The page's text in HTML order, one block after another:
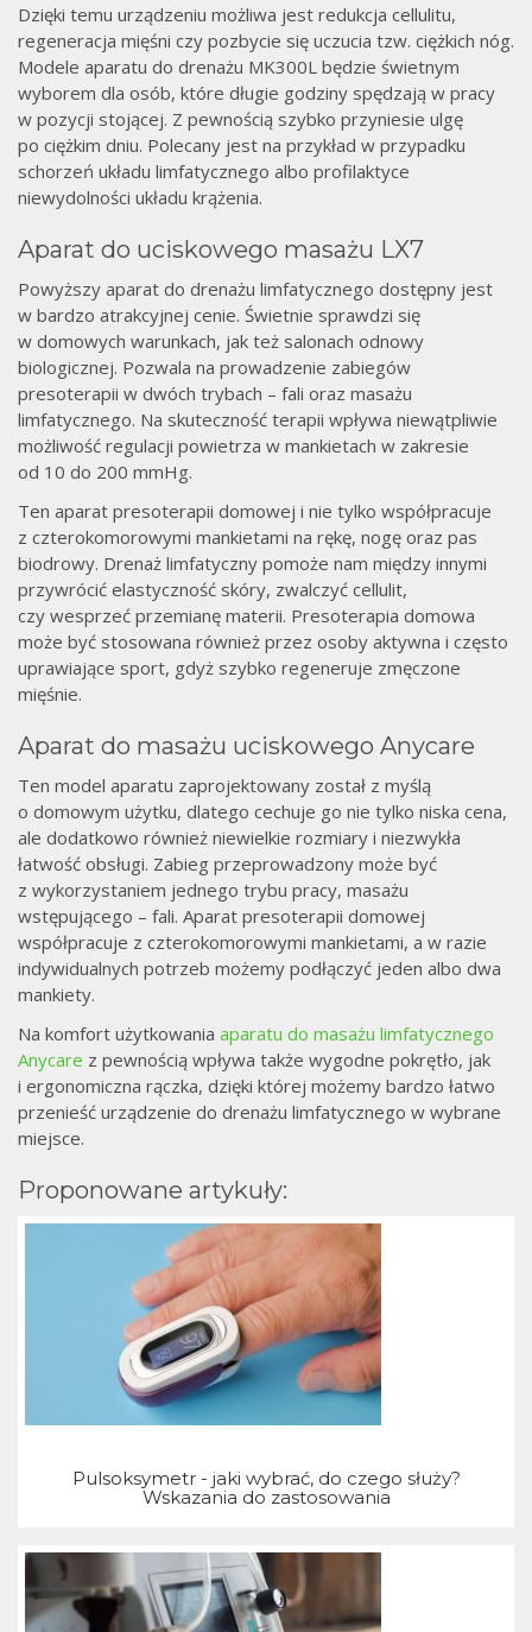
Dzięki temu urządzeniu możliwa jest redukcja cellulitu,
regeneracja mięśni czy pozbycie się uczucia tzw. ciężkich nóg.
Modele aparatu do drenażu MK300L będzie świetnym
wyborem dla osób, które długie godziny spędzają w pracy
w pozycji stojącej. Z pewnością szybko przyniesie ulgę
po ciężkim dniu. Polecany jest na przykład w przypadku
schorzeń układu limfatycznego albo profilaktyce
niewydolności układu krążenia.
Aparat do uciskowego masażu LX7
Powyższy aparat do drenażu limfatycznego dostępny jest
w bardzo atrakcyjnej cenie. Świetnie sprawdzi się
w domowych warunkach, jak też salonach odnowy
biologicznej. Pozwala na prowadzenie zabiegów
presoterapii w dwóch trybach – fali oraz masażu
limfatycznego. Na skuteczność terapii wpływa niewątpliwie
możliwość regulacji powietrza w mankietach w zakresie
od 10 do 200 mmHg.
Ten aparat presoterapii domowej i nie tylko współpracuje
z czterokomorowymi mankietami na rękę, nogę oraz pas
biodrowy. Drenaż limfatyczny pomoże nam między innymi
przywrócić elastyczność skóry, zwalczyć cellulit,
czy wesprzeć przemianę materii. Presoterapia domowa
może być stosowana również przez osoby aktywna i często
uprawiające sport, gdyż szybko regeneruje zmęczone
mięśnie.
Aparat do masażu uciskowego Anycare
Ten model aparatu zaprojektowany został z myślą
o domowym użytku, dlatego cechuje go nie tylko niska cena,
ale dodatkowo również niewielkie rozmiary i niezwykła
łatwość obsługi. Zabieg przeprowadzony może być
z wykorzystaniem jednego trybu pracy, masażu
wstępującego – fali. Aparat presoterapii domowej
współpracuje z czterokomorowymi mankietami, a w razie
indywidualnych potrzeb możemy podłączyć jeden albo dwa
mankiety.
Na komfort użytkowania aparatu do masażu limfatycznego
Anycare z pewnością wpływa także wygodne pokrętło, jak
i ergonomiczna rączka, dzięki której możemy bardzo łatwo
przenieść urządzenie do drenażu limfatycznego w wybrane
miejsce.
Proponowane artykuły:
Pulsoksymetr - jaki wybrać, do czego służy?
Wskazania do zastosowania